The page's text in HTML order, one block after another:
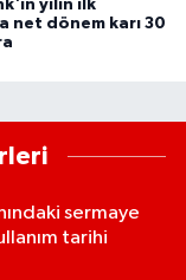
yılın ilk
net dönem karı 30
sermaye
tarihi